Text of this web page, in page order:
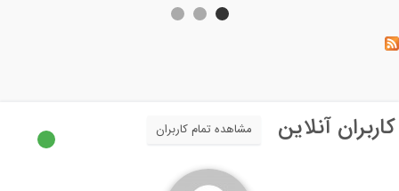
آنلاین مشاهده تمام کاربران